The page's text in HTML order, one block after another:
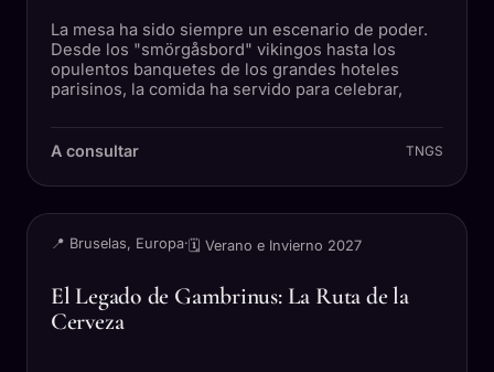
La mesa ha sido siempre un escenario de poder.
Desde los "smörgåsbord" vikingos hasta los
opulentos banquetes de los grandes hoteles
parisinos, la comida ha servido para celebrar,
A consultar TNGS
VIAJE
📍 Bruselas, Europa· 🗓 Verano e Invierno 2027
El Legado de Gambrinus: La Ruta de la
Cerveza